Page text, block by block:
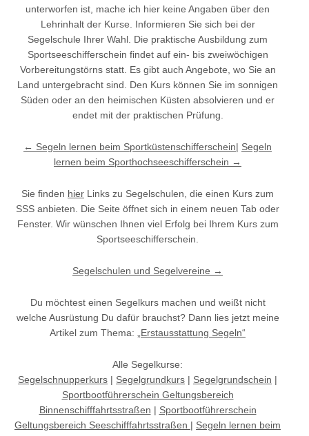
unterworfen ist, mache ich hier keine Angaben über den
Lehrinhalt der Kurse. Informieren Sie sich bei der
Segelschule Ihrer Wahl. Die praktische Ausbildung zum
Sportseeschifferschein findet auf ein- bis zweiwöchigen
Vorbereitungstörns statt. Es gibt auch Angebote, wo Sie an
Land untergebracht sind. Den Kurs können Sie im sonnigen
Süden oder an den heimischen Küsten absolvieren und er
endet mit der praktischen Prüfung.
← Segeln lernen beim Sportküstenschifferschein| Segeln
lernen beim Sporthochseeschifferschein →
Sie finden hier Links zu Segelschulen, die einen Kurs zum
SSS anbieten. Die Seite öffnet sich in einem neuen Tab oder
Fenster. Wir wünschen Ihnen viel Erfolg bei Ihrem Kurs zum
Sportseeschifferschein.
Segelschulen und Segelvereine →
Du möchtest einen Segelkurs machen und weißt nicht
welche Ausrüstung Du dafür brauchst? Dann lies jetzt meine
Artikel zum Thema:
„Erstausstattung Segeln“
Alle Segelkurse:
Segelschnupperkurs | Segelgrundkurs | Segelgrundschein |
Sportbootführerschein Geltungsbereich
Binnenschifffahrtsstraßen | Sportbootführerschein
Geltungsbereich Seeschifffahrtsstraßen | Segeln lernen beim